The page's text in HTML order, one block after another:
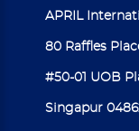
APRIL
80 Raffles
#50-01 UOB
Singapur